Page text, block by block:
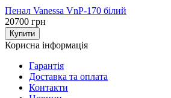
Пенал Vanessa VnP-170 білий
20700 грн
Корисна інформація
Гарантія
Доставка та оплата
Контакти